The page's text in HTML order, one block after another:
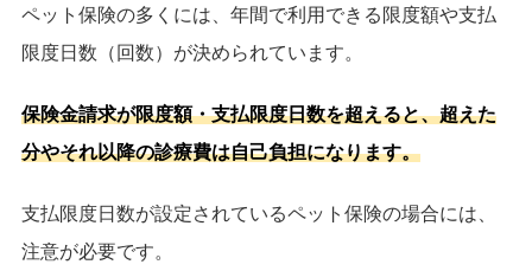
ペット保険の多くには、年間で利用できる限度額や支払
限度日数（回数）が決められています。
保険金請求が限度額・支払限度日数を超えると、超えた
分やそれ以降の診療費は自己負担になります。
支払限度日数が設定されているペット保険の場合には、
注意が必要です。